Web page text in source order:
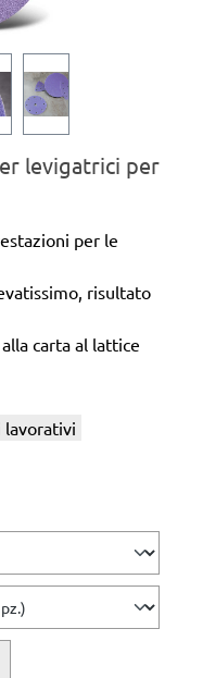
levigatrici per
per le
risultato
carta al lattice
lavorativi